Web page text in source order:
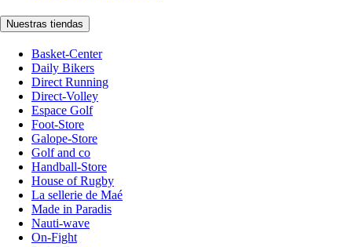
Nuestras tiendas
Basket-Center
Daily Bikers
Direct Running
Direct-Volley
Espace Golf
Foot-Store
Galope-Store
Golf and co
Handball-Store
House of Rugby
La sellerie de Maé
Made in Paradis
Nauti-wave
On-Fight